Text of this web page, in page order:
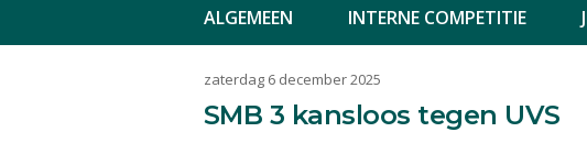
zaterdag 6 december 2025
SMB 3 kansloos tegen UVS
ALGEMEEN INTERNE COMPETITIE